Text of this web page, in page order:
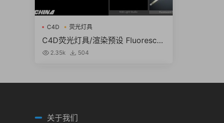
C4D 荧光灯具
C4D荧光灯具/渲染预设 Fluorescen
t light kit
2.35k 504
关于我们